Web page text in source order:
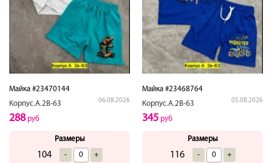
Майка #23470144
Корпус.А.2В-63
06.08.2026
288руб
Размеры
104 - +
Майка #23468764
Корпус.А.2В-63
05.08.2026
345 руб
Размеры
116 - +